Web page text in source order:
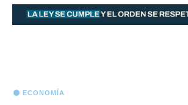
ECONOMÍA